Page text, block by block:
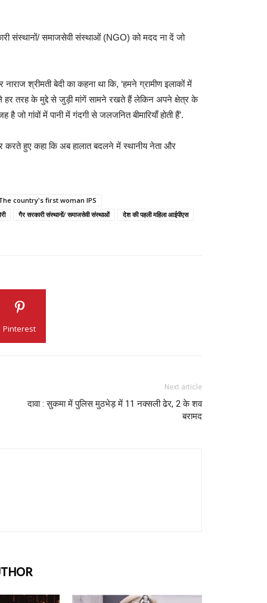
संस्थानों/ समाजसेवी संस्थाओं (NGO) को मदद ना दें जो
श्रीमती बेदी का कहना था कि, ‘हमने ग्रामीण इलाकों में
हर तरह के मुद्दे से जुड़ी मांगें सामने रखते हैं लेकिन अपने क्षेत्र के
जो गांवों में पानी में गंदगी से जलजनित बीमारियाँ होती हैं’.
करते हुए कहा कि अब हालात बदलने में स्थानीय नेता और
country's first woman IPS
गैर सरकारी संस्थानों/ समाजसेवी संस्थाओं
देश की पहली महिला आईपीएस
Pinterest
Next article
दावा : सुकमा में पुलिस मुठभेड़ में 11 नक्सली ढेर, 2 के शव
बरामद